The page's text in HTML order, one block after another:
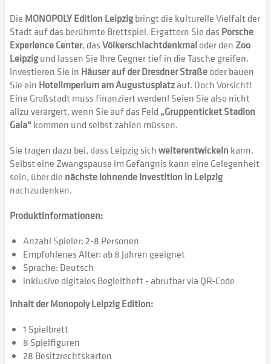
Die MONOPOLY Edition Leipzigbringt die kulturelle Vielfalt der
Stadt auf das berühmte Brettspiel. Ergattern Sie das Porsche
Experience Center, dasVölkerschlachtdenkmaloder den Zoo
Leipzigund lassen Sie Ihre Gegner tief in die Tasche greifen.
Investieren Sie in Häuser auf der Dresdner Straßeoder bauen
Sie ein Hotelimperium am Augustusplatzauf. Doch Vorsicht!
Eine Großstadt muss finanziert werden! Seien Sie also nicht
allzu verärgert, wenn Sie auf das Feld „Gruppenticket Stadion
Gala“kommen und selbst zahlen müssen.
Sie tragen dazu bei, dass Leipzig sichweiterentwickeln kann.
Selbst eine Zwangspause im Gefängnis kann eine Gelegenheit
sein, über die nächste lohnende Investition in Leipzig
nachzudenken.
Produktinformationen:
Anzahl Spieler: 2-8 Personen
Empfohlenes Alter: ab 8 Jahren geeignet
Sprache: Deutsch
inklusive digitales Begleitheft - abrufbar via QR-Code
Inhalt der Monopoly Leipzig Edition:
1 Spielbrett
8 Spielfiguren
28 Besitzrechtskarten